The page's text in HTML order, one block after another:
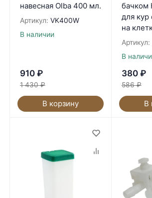
навесная Olba 400 мл.
Артикул: VK400W
В наличии
910 ₽
1 430 ₽
В корзину
бачком
для кур
на
Артикул:
В
380 ₽
586 ₽
В